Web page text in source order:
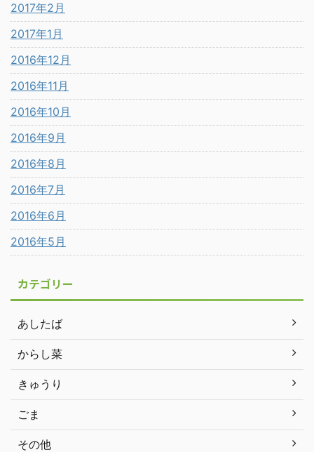
2017年2月
2017年1月
2016年12月
2016年11月
2016年10月
2016年9月
2016年8月
2016年7月
2016年6月
2016年5月
カテゴリー
あしたば
からし菜
きゅうり
ごま
その他